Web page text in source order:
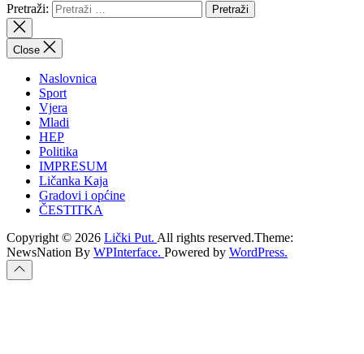
Pretraži:
Close
Naslovnica
Sport
Vjera
Mladi
HEP
Politika
IMPRESUM
Ličanka Kaja
Gradovi i općine
ČESTITKA
Copyright © 2026 Lički Put. All rights reserved.Theme:
NewsNation By WPInterface. Powered by WordPress.